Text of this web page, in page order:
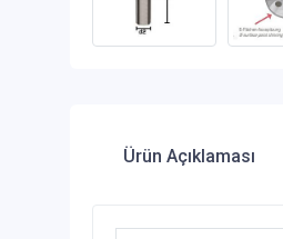
Ürün Açıklaması